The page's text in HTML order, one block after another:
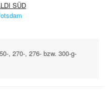
SÜD
, 270-, 276- bzw. 300-g-